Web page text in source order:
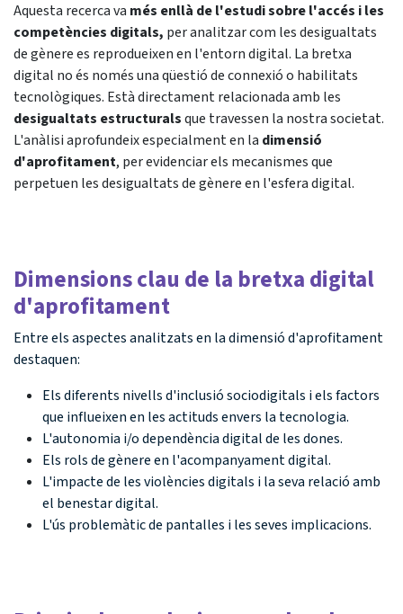
Aquesta recerca va més enllà de l'estudi sobre l'accés i les
competències digitals, per analitzar com les desigualtats
de gènere es reprodueixen en l'entorn digital. La bretxa
digital no és només una qüestió de connexió o habilitats
tecnològiques. Està directament relacionada amb les
desigualtats estructuralsque travessen la nostra societat.
L'anàlisi aprofundeix especialment en la dimensió
d'aprofitament, per evidenciar els mecanismes que
perpetuen les desigualtats de gènere en l'esfera digital.
Dimensions clau de la bretxa digital
d'aprofitament
Entre els aspectes analitzats en la dimensió d'aprofitament
destaquen:
Els diferents nivells d'inclusió sociodigitals i els factors
que influeixen en les actituds envers la tecnologia.
L'autonomia i/o dependència digital de les dones.
Els rols de gènere en l'acompanyament digital.
L'impacte de les violències digitals i la seva relació amb
el benestar digital.
L'ús problemàtic de pantalles i les seves implicacions.